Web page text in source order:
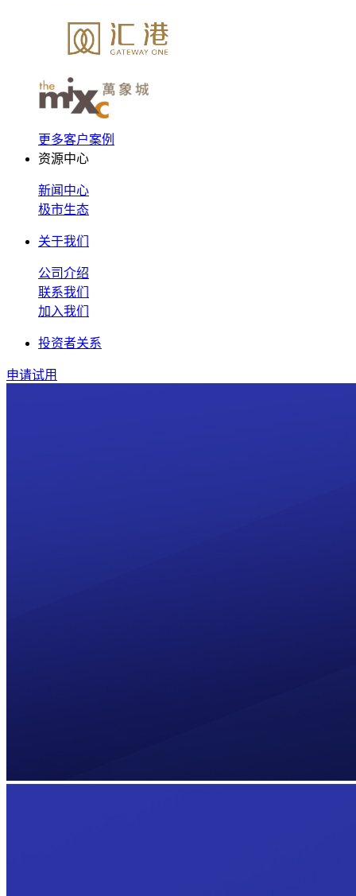
更多客户案例
资源中心
新闻中心
极市生态
关于我们
公司介绍
联系我们
加入我们
投资者关系
申请试用